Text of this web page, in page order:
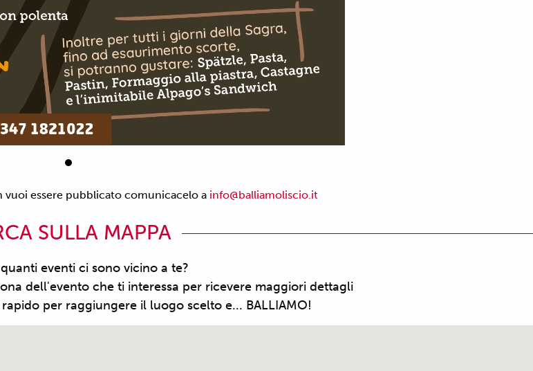
essere pubblicato comunicacelo a info@balliamoliscio.it
SULLA MAPPA
eventi ci sono vicino a te?
dell'evento che ti interessa per ricevere maggiori dettagli
per raggiungere il luogo scelto e... BALLIAMO!